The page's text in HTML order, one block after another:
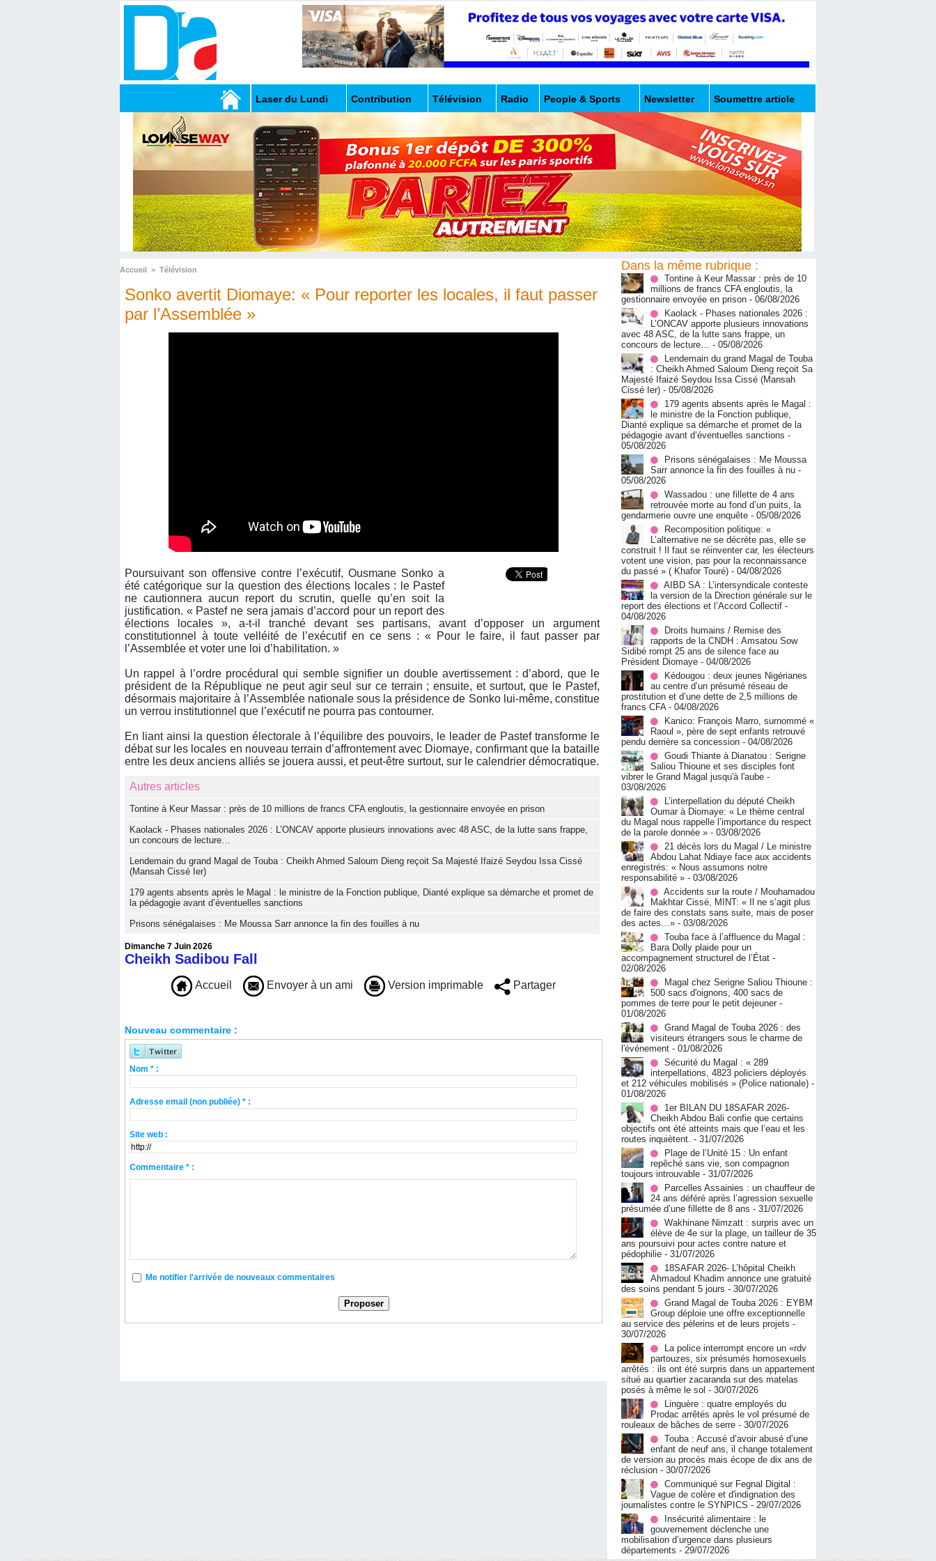
Laser du Lundi Contribution Télévision Radio People & Sports Newsletter Soumettre article
Accueil > Télévision
Sonko avertit Diomaye: « Pour reporter les locales, il faut passer
par l’Assemblée »
Poursuivant son offensive contre l’exécutif, Ousmane Sonko a
été catégorique sur la question des élections locales : le Pastef
ne cautionnera aucun report du scrutin, quelle qu’en soit la
justification. « Pastef ne sera jamais d’accord pour un report des
élections locales », a-t-il tranché devant ses partisans, avant d’opposer un argument
constitutionnel à toute velléité de l’exécutif en ce sens : « Pour le faire, il faut passer par
l’Assemblée et voter une loi d’habilitation. »
Un rappel à l’ordre procédural qui semble signifier un double avertissement : d’abord, que le
président de la République ne peut agir seul sur ce terrain ; ensuite, et surtout, que le Pastef,
désormais majoritaire à l’Assemblée nationale sous la présidence de Sonko lui-même, constitue
un verrou institutionnel que l’exécutif ne pourra pas contourner.
En liant ainsi la question électorale à l’équilibre des pouvoirs, le leader de Pastef transforme le
débat sur les locales en nouveau terrain d’affrontement avec Diomaye, confirmant que la bataille
entre les deux anciens alliés se jouera aussi, et peut-être surtout, sur le calendrier démocratique.
Autres articles
Tontine à Keur Massar : près de 10 millions de francs CFA engloutis, la gestionnaire envoyée en prison
Kaolack - Phases nationales 2026 : L’ONCAV apporte plusieurs innovations avec 48 ASC, de la lutte sans frappe,
un concours de lecture…
Lendemain du grand Magal de Touba : Cheikh Ahmed Saloum Dieng reçoit Sa Majesté Ifaizé Seydou Issa Cissé
(Mansah Cissé Ier)
179 agents absents après le Magal : le ministre de la Fonction publique, Dianté explique sa démarche et promet de
la pédagogie avant d’éventuelles sanctions
Prisons sénégalaises : Me Moussa Sarr annonce la fin des fouilles à nu
Dimanche 7 Juin 2026
Cheikh Sadibou Fall
Accueil Envoyer à un ami Version imprimable Partager
Nouveau commentaire :
Nom * :
Adresse email (non publiée) * :
Site web :
Commentaire * :
Me notifier l'arrivée de nouveaux commentaires
Dans la même rubrique :
Tontine à Keur Massar : près de 10
millions de francs CFA engloutis, la
gestionnaire envoyée en prison - 06/08/2026
Kaolack - Phases nationales 2026 :
L’ONCAV apporte plusieurs innovations
avec 48 ASC, de la lutte sans frappe, un
concours de lecture… - 05/08/2026
Lendemain du grand Magal de Touba
: Cheikh Ahmed Saloum Dieng reçoit Sa
Majesté Ifaizé Seydou Issa Cissé (Mansah
Cissé Ier) - 05/08/2026
179 agents absents après le Magal :
le ministre de la Fonction publique,
Dianté explique sa démarche et promet de la
pédagogie avant d’éventuelles sanctions -
05/08/2026
Prisons sénégalaises : Me Moussa
Sarr annonce la fin des fouilles à nu -
05/08/2026
Wassadou : une fillette de 4 ans
retrouvée morte au fond d’un puits, la
gendarmerie ouvre une enquête - 05/08/2026
Recomposition politique: «
L’alternative ne se décrète pas, elle se
construit ! Il faut se réinventer car, les électeurs
votent une vision, pas pour la reconnaissance
du passé » ( Khafor Touré) - 04/08/2026
AIBD SA : L’intersyndicale conteste
la version de la Direction générale sur le
report des élections et l’Accord Collectif -
04/08/2026
Droits humains / Remise des
rapports de la CNDH : Amsatou Sow
Sidibé rompt 25 ans de silence face au
Président Diomaye - 04/08/2026
Kédougou : deux jeunes Nigérianes
au centre d’un présumé réseau de
prostitution et d’une dette de 2,5 millions de
francs CFA - 04/08/2026
Kanico: François Marro, surnommé «
Raoul », père de sept enfants retrouvé
pendu derrière sa concession - 04/08/2026
Goudi Thiante à Dianatou : Serigne
Saliou Thioune et ses disciples font
vibrer le Grand Magal jusqu'à l'aube -
03/08/2026
L’interpellation du député Cheikh
Oumar à Diomaye: « Le thème central
du Magal nous rappelle l’importance du respect
de la parole donnée » - 03/08/2026
21 décès lors du Magal / Le ministre
Abdou Lahat Ndiaye face aux accidents
enregistrés: « Nous assumons notre
responsabilité » - 03/08/2026
Accidents sur la route / Mouhamadou
Makhtar Cissé, MINT: « Il ne s’agit plus
de faire des constats sans suite, mais de poser
des actes…» - 03/08/2026
Touba face à l’affluence du Magal :
Bara Dolly plaide pour un
accompagnement structurel de l’État -
02/08/2026
Magal chez Serigne Saliou Thioune :
500 sacs d'oignons, 400 sacs de
pommes de terre pour le petit dejeuner -
01/08/2026
Grand Magal de Touba 2026 : des
visiteurs étrangers sous le charme de
l'événement - 01/08/2026
Sécurité du Magal : « 289
interpellations, 4823 policiers déployés
et 212 véhicules mobilisés » (Police nationale) -
01/08/2026
1er BILAN DU 18SAFAR 2026-
Cheikh Abdou Bali confie que certains
objectifs ont été atteints mais que l’eau et les
routes inquiètent. - 31/07/2026
Plage de l’Unité 15 : Un enfant
repêché sans vie, son compagnon
toujours introuvable - 31/07/2026
Parcelles Assainies : un chauffeur de
24 ans déféré après l’agression sexuelle
présumée d’une fillette de 8 ans - 31/07/2026
Wakhinane Nimzatt : surpris avec un
élève de 4e sur la plage, un tailleur de 35
ans poursuivi pour actes contre nature et
pédophilie - 31/07/2026
18SAFAR 2026- L’hôpital Cheikh
Ahmadoul Khadim annonce une gratuité
des soins pendant 5 jours - 30/07/2026
Grand Magal de Touba 2026 : EYBM
Group déploie une offre exceptionnelle
au service des pèlerins et de leurs projets -
30/07/2026
La police interrompt encore un «rdv
partouzes, six présumés homosexuels
arrêtés : ils ont été surpris dans un appartement
situé au quartier zacaranda sur des matelas
posés à même le sol - 30/07/2026
Linguère : quatre employés du
Prodac arrêtés après le vol présumé de
rouleaux de bâches de serre - 30/07/2026
Touba : Accusé d’avoir abusé d’une
enfant de neuf ans, il change totalement
de version au procès mais écope de dix ans de
réclusion - 30/07/2026
Communiqué sur Fegnal Digital :
Vague de colère et d'indignation des
journalistes contre le SYNPICS - 29/07/2026
Insécurité alimentaire : le
gouvernement déclenche une
mobilisation d’urgence dans plusieurs
départements - 29/07/2026